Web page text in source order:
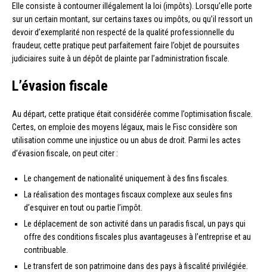
Elle consiste à contourner illégalement la loi (impôts). Lorsqu’elle porte
sur un certain montant, sur certains taxes ou impôts, ou qu’il ressort un
devoir d’exemplarité non respecté de la qualité professionnelle du
fraudeur, cette pratique peut parfaitement faire l’objet de poursuites
judiciaires suite à un dépôt de plainte par l’administration fiscale.
L’évasion fiscale
Au départ, cette pratique était considérée comme l’optimisation fiscale.
Certes, on emploie des moyens légaux, mais le Fisc considère son
utilisation comme une injustice ou un abus de droit. Parmi les actes
d’évasion fiscale, on peut citer :
Le changement de nationalité uniquement à des fins fiscales.
La réalisation des montages fiscaux complexe aux seules fins
d’esquiver en tout ou partie l’impôt.
Le déplacement de son activité dans un paradis fiscal, un pays qui
offre des conditions fiscales plus avantageuses à l’entreprise et au
contribuable.
Le transfert de son patrimoine dans des pays à fiscalité privilégiée.